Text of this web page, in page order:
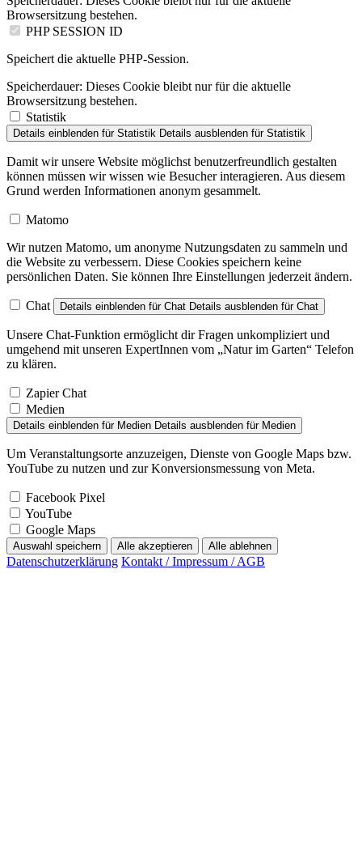
Browsersitzung bestehen.
PHP SESSION ID
Speichert die aktuelle PHP-Session.
Speicherdauer: Dieses Cookie bleibt nur für die aktuelle
Browsersitzung bestehen.
Statistik
Details einblenden für Statistik Details ausblenden für Statistik
Damit wir unsere Website möglichst benutzerfreundlich gestalten
können müssen wir wissen wie Besucher interagieren. Aus diesem
Grund werden Informationen anonym gesammelt.
Matomo
Wir nutzen Matomo, um anonyme Nutzungsdaten zu sammeln und
die Website zu verbessern. Diese Cookies speichern keine
persönlichen Daten. Sie können Ihre Einstellungen jederzeit ändern.
Chat Details einblenden für Chat Details ausblenden für Chat
Unsere Chat-Funktion ermöglicht dir Fragen unkompliziert und
umgehend mit unseren ExpertInnen vom „Natur im Garten“ Telefon
zu klären.
Zapier Chat
Medien
Details einblenden für Medien Details ausblenden für Medien
Um Veranstaltungsorte anzuzeigen, Dienste von Google Maps bzw.
YouTube zu nutzen und zur Konversionsmessung von Meta.
Facebook Pixel
YouTube
Google Maps
Auswahl speichern Alle akzeptieren Alle ablehnen
Datenschutzerklärung Kontakt / Impressum / AGB